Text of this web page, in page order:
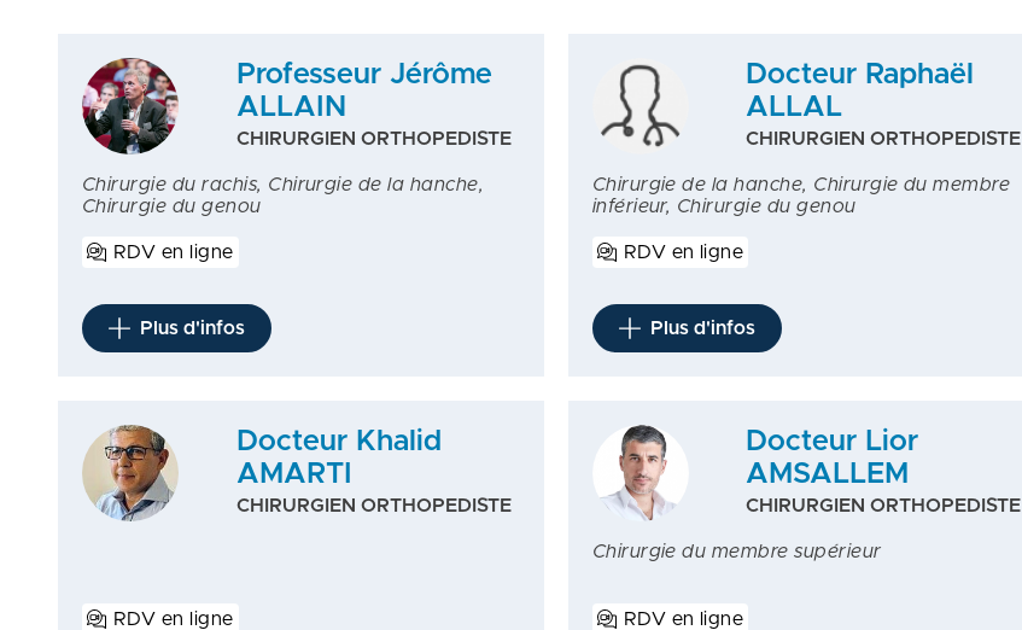
Professeur Jérôme
ALLAIN
CHIRURGIEN ORTHOPEDISTE
Chirurgie du rachis, Chirurgie de la hanche,
Chirurgie du genou
RDV en ligne
Plus d'infos
Docteur Raphaël
ALLAL
CHIRURGIEN ORTHOPEDISTE
Chirurgie de la hanche, Chirurgie du membre
inférieur, Chirurgie du genou
RDV en ligne
Plus d'infos
Docteur Khalid
AMARTI
CHIRURGIEN ORTHOPEDISTE
RDV en ligne
Docteur Lior
AMSALLEM
CHIRURGIEN ORTHOPEDISTE
Chirurgie du membre supérieur
RDV en ligne